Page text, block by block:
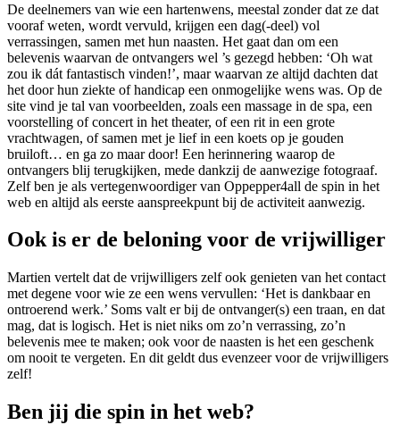
De deelnemers van wie een hartenwens, meestal zonder dat ze dat
vooraf weten, wordt vervuld, krijgen een dag(-deel) vol
verrassingen, samen met hun naasten. Het gaat dan om een
belevenis waarvan de ontvangers wel ’s gezegd hebben: ‘Oh wat
zou ik dát fantastisch vinden!’, maar waarvan ze altijd dachten dat
het door hun ziekte of handicap een onmogelijke wens was. Op de
site vind je tal van voorbeelden, zoals een massage in de spa, een
voorstelling of concert in het theater, of een rit in een grote
vrachtwagen, of samen met je lief in een koets op je gouden
bruiloft… en ga zo maar door! Een herinnering waarop de
ontvangers blij terugkijken, mede dankzij de aanwezige fotograaf.
Zelf ben je als vertegenwoordiger van Oppepper4all de spin in het
web en altijd als eerste aanspreekpunt bij de activiteit aanwezig.
Ook is er de beloning voor de vrijwilliger
Martien vertelt dat de vrijwilligers zelf ook genieten van het contact
met degene voor wie ze een wens vervullen: ‘Het is dankbaar en
ontroerend werk.’ Soms valt er bij de ontvanger(s) een traan, en dat
mag, dat is logisch. Het is niet niks om zo’n verrassing, zo’n
belevenis mee te maken; ook voor de naasten is het een geschenk
om nooit te vergeten. En dit geldt dus evenzeer voor de vrijwilligers
zelf!
Ben jij die spin in het web?